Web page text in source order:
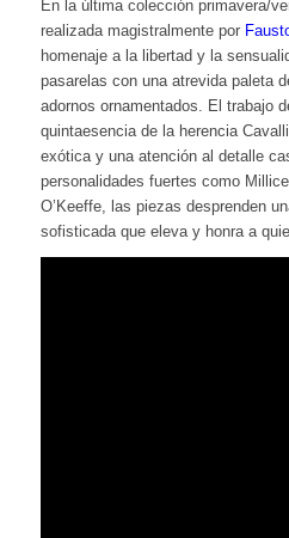
En la última colección primavera/
realizada magistralmente por
homenaje a la libertad y la
pasarelas con una atrevida paleta
adornos ornamentados. El trabajo
quintaesencia de la herencia
exótica y una atención al detalle
personalidades fuertes como
O’Keeffe, las piezas desprenden
sofisticada que eleva y honra a